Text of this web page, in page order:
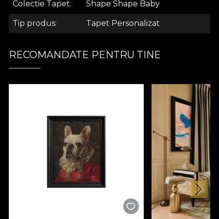
care aduce aminte de cea a inului bogat.
.
.
Colectia Shape, Shape Baby
Inchide ochii si paseste intr-un univers fascinant,
unde colectia Shape, shape baby devine puntea
catre o estetica abstracta si geometrica de neuitat.
Fiecare spatiu decorat cu modelele noastre aduce
mai aproape de tine un stil de viata idilic. O
lejeritate a sinelui, o atmosfera a luxului
contemporan, ilustrat magistral de designerii House
Colectie Tapet Shape Shape Baby
Tip produs Tapet Personalizat
RECOMANDATE PENTRU TINE